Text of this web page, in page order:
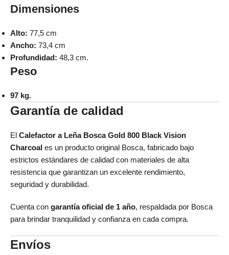
Dimensiones
Alto: 77,5 cm
Ancho: 73,4 cm
Profundidad: 48,3 cm.
Peso
97 kg.
Garantía de calidad
El Calefactor a Leña Bosca Gold 800 Black Vision
Charcoal es un producto original Bosca, fabricado bajo
estrictos estándares de calidad con materiales de alta
resistencia que garantizan un excelente rendimiento,
seguridad y durabilidad.
Cuenta con garantía oficial de 1 año, respaldada por Bosca
para brindar tranquilidad y confianza en cada compra.
Envíos